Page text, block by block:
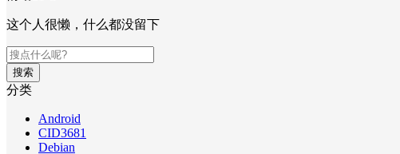
这个人很懒，什么都没留下
搜索
分类
Android
CID3681
Debian